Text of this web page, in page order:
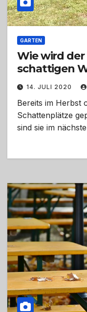
GARTEN
Wie wird
schattigen
14. JULI 2020
Bereits im Herbst
Schattenplätze
sind sie im